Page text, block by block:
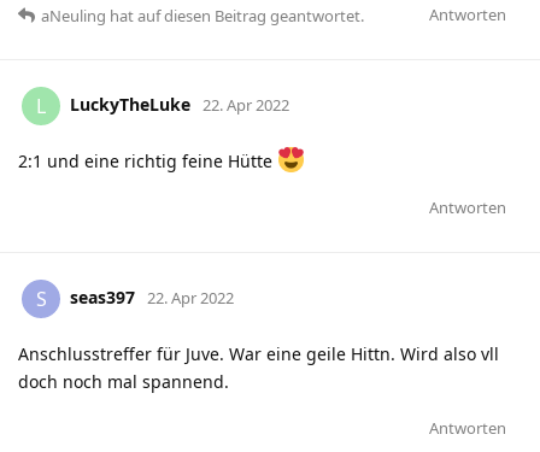
Antworten
aNeuling hatauf diesen Beitrag geantwortet.
L LuckyTheLuke 22. Apr 2022
2:1 und eine richtig feine Hütte
Antworten
S seas397 22. Apr 2022
Anschlusstreffer für Juve. War eine geile Hittn. Wird also vll
doch noch mal spannend.
Antworten